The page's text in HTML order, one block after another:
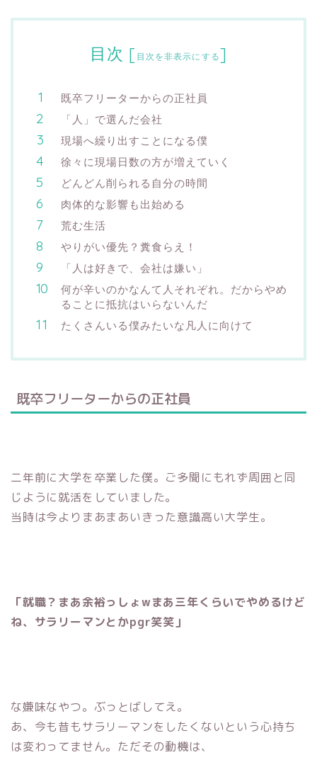
目次 [ 目次を非表示にする]
既卒フリーターからの正社員
「人」で選んだ会社
現場へ繰り出すことになる僕
徐々に現場日数の方が増えていく
どんどん削られる自分の時間
肉体的な影響も出始める
荒む生活
やりがい優先？糞食らえ！
「人は好きで、会社は嫌い」
何が辛いのかなんて人それぞれ。だからやめ
ることに抵抗はいらないんだ
たくさんいる僕みたいな凡人に向けて
既卒フリーターからの正社員
二年前に大学を卒業した僕。ご多聞にもれず周囲と同
じように就活をしていました。
当時は今よりまあまあいきった意識高い大学生。
「就職？まあ余裕っしょwまあ三年くらいでやめるけど
ね、サラリーマンとかpgr笑笑」
な嫌味なやつ。ぶっとばしてえ。
あ、今も昔もサラリーマンをしたくないという心持ち
は変わってません。ただその動機は、